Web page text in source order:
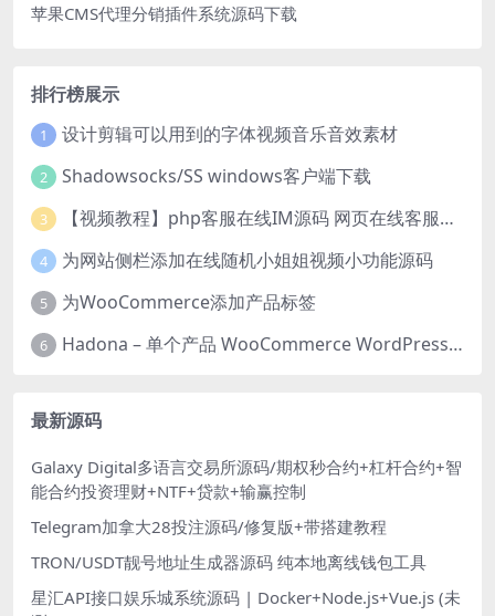
苹果CMS代理分销插件系统源码下载
排行榜展示
1 设计剪辑可以用到的字体视频音乐音效素材
2 Shadowsocks/SS windows客户端下载
3 【视频教程】php客服在线IM源码 网页在线客服软件代码
4 为网站侧栏添加在线随机小姐姐视频小功能源码
5 为WooCommerce添加产品标签
6 Hadona – 单个产品 WooCommerce WordPress 主题
最新源码
Galaxy Digital多语言交易所源码/期权秒合约+杠杆合约+智
能合约投资理财+NTF+贷款+输赢控制
Telegram加拿大28投注源码/修复版+带搭建教程
TRON/USDT靓号地址生成器源码 纯本地离线钱包工具
星汇API接口娱乐城系统源码 | Docker+Node.js+Vue.js (未